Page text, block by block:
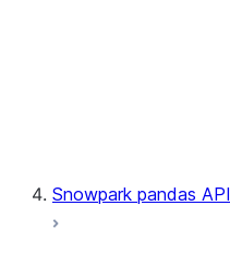
Snowpark pandas API